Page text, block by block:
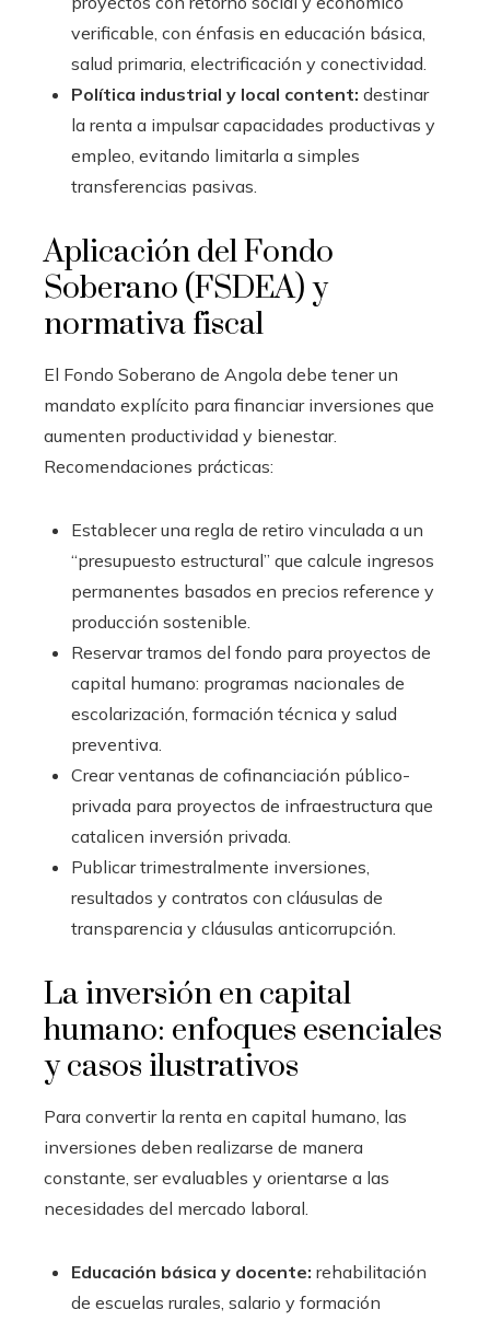
verificable, con énfasis en educación básica,
salud primaria, electrificación y conectividad.
Política industrial y local content: destinar
la renta a impulsar capacidades productivas y
empleo, evitando limitarla a simples
transferencias pasivas.
Aplicación del Fondo
Soberano (FSDEA) y
normativa fiscal
El Fondo Soberano de Angola debe tener un
mandato explícito para financiar inversiones que
aumenten productividad y bienestar.
Recomendaciones prácticas:
Establecer una regla de retiro vinculada a un
“presupuesto estructural” que calcule ingresos
permanentes basados en precios reference y
producción sostenible.
Reservar tramos del fondo para proyectos de
capital humano: programas nacionales de
escolarización, formación técnica y salud
preventiva.
Crear ventanas de cofinanciación público-
privada para proyectos de infraestructura que
catalicen inversión privada.
Publicar trimestralmente inversiones,
resultados y contratos con cláusulas de
transparencia y cláusulas anticorrupción.
La inversión en capital
humano: enfoques esenciales
y casos ilustrativos
Para convertir la renta en capital humano, las
inversiones deben realizarse de manera
constante, ser evaluables y orientarse a las
necesidades del mercado laboral.
Educación básica y docente: rehabilitación
de escuelas rurales, salario y formación